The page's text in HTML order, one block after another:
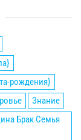
рождения}
Знание
Брак Семья